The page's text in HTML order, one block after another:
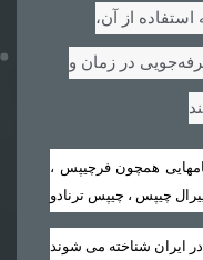
از آن،
در زمان و
همچون فرچیپس ،
چیپس ، چیپس ترنادو
در ایران شناخته می شوند